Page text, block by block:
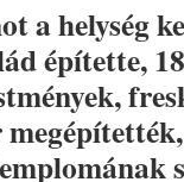
a helység
építette,